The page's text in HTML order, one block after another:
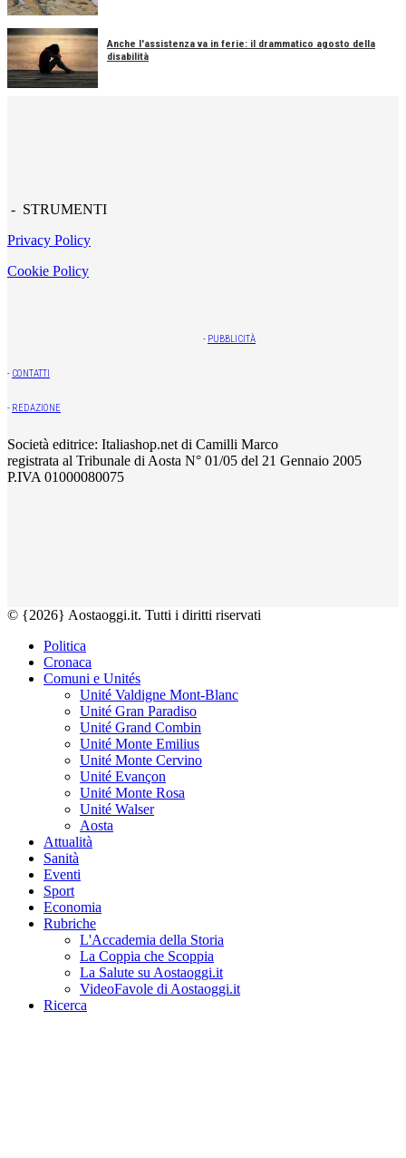
Anche l'assistenza va in ferie: il drammatico agosto della
disabilità
- STRUMENTI
Privacy Policy
Cookie Policy
- PUBBLICITÀ
- CONTATTI
- REDAZIONE
Società editrice: Italiashop.net di Camilli Marco
registrata al Tribunale di Aosta N° 01/05 del 21 Gennaio 2005
P.IVA 01000080075
© {2026} Aostaoggi.it. Tutti i diritti riservati
Politica
Cronaca
Comuni e Unités
Unité Valdigne Mont-Blanc
Unité Gran Paradiso
Unité Grand Combin
Unité Monte Emilius
Unité Monte Cervino
Unité Evançon
Unité Monte Rosa
Unité Walser
Aosta
Attualità
Sanità
Eventi
Sport
Economia
Rubriche
L'Accademia della Storia
La Coppia che Scoppia
La Salute su Aostaoggi.it
VideoFavole di Aostaoggi.it
Ricerca